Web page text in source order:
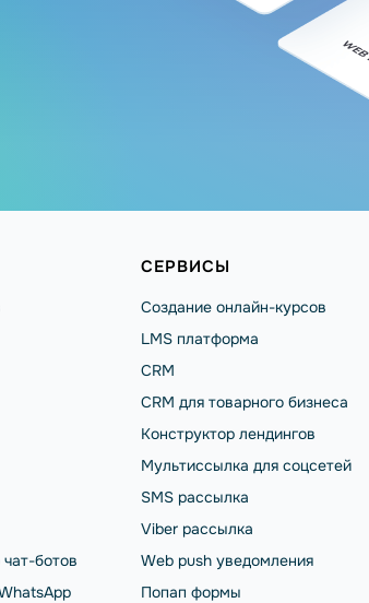
ботов
СЕРВИСЫ
Создание онлайн-курсов
LMS платформа
CRM
CRM для товарного бизнеса
Конструктор лендингов
Мультиссылка для соцсетей
SMS рассылка
Viber рассылка
Web push уведомления
Попап формы